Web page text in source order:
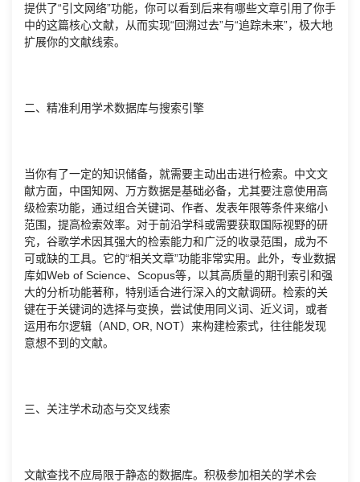
提供了“引文网络”功能，你可以看到后来有哪些文章引用了你手
中的这篇核心文献，从而实现“回溯过去”与“追踪未来”，极大地
扩展你的文献线索。
二、精准利用学术数据库与搜索引擎
当你有了一定的知识储备，就需要主动出击进行检索。中文文
献方面，中国知网、万方数据是基础必备，尤其要注意使用高
级检索功能，通过组合关键词、作者、发表年限等条件来缩小
范围，提高检索效率。对于前沿学科或需要获取国际视野的研
究，谷歌学术因其强大的检索能力和广泛的收录范围，成为不
可或缺的工具。它的“相关文章”功能非常实用。此外，专业数据
库如Web of Science、Scopus等，以其高质量的期刊索引和强
大的分析功能著称，特别适合进行深入的文献调研。检索的关
键在于关键词的选择与变换，尝试使用同义词、近义词，或者
运用布尔逻辑（AND, OR, NOT）来构建检索式，往往能发现
意想不到的文献。
三、关注学术动态与交叉线索
文献查找不应局限于静态的数据库。积极参加相关的学术会